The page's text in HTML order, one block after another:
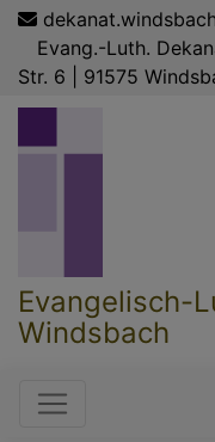
Direkt
Inhalt
Evang.-Luth.
Str. 6 | 91575
Evangelisch-
Windsbach